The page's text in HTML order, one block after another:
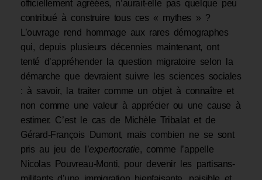
officiellement agréées, n’aurait-elle pas quelque peu
contribué à construire tous ces « mythes » ?
L’ouvrage rend hommage aux rares démographes
qui, depuis plusieurs décennies maintenant, ont
tenté d’appréhender la question migratoire selon la
démarche que devraient suivre les sciences sociales
: à savoir, la traiter comme un objet à connaître et
non comme une valeur à apprécier ou une cause à
estimer. C’est le cas de Michèle Tribalat et de
Gérard-François Dumont, mais combien ne se sont
pris au jeu de l’expertocratie, comme l’appelle
Nicolas Pouvreau-Monti, pour devenir les partisans-